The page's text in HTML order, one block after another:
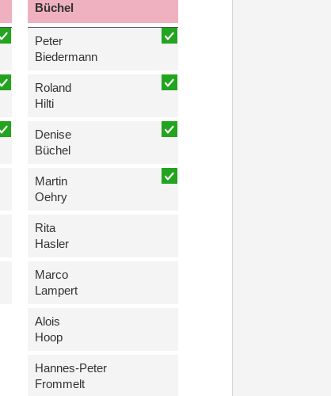
Büchel
Peter
Biedermann
Roland
Hilti
Denise
Büchel
Martin
Oehry
Rita
Hasler
Marco
Lampert
Alois
Hoop
Hannes-Peter
Frommelt